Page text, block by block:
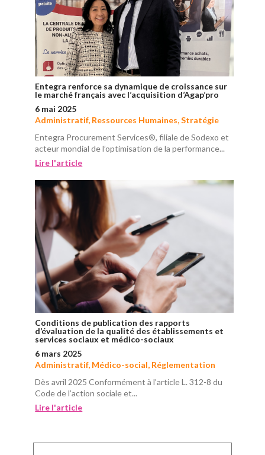
Entegra renforce sa dynamique de croissance sur
le marché français avec l’acquisition d’Agap’pro
6 mai 2025
Administratif, Ressources Humaines,Stratégie
Entegra Procurement Services®, filiale de Sodexo et
acteur mondial de l’optimisation de la performance...
Lire l'article
Conditions de publication des rapports
d’évaluation de la qualité des établissements et
services sociaux et médico-sociaux
6 mars 2025
Administratif, Médico-social, Réglementation
Dès avril 2025 Conformément à l’article L. 312-8 du
Code de l’action sociale et...
Lire l'article